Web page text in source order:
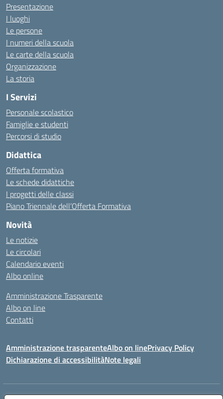
Presentazione
I luoghi
Le persone
I numeri della scuola
Le carte della scuola
Organizzazione
La storia
I Servizi
Personale scolastico
Famiglie e studenti
Percorsi di studio
Didattica
Offerta formativa
Le schede didattiche
I progetti delle classi
Piano Triennale dell’Offerta Formativa
Novità
Le notizie
Le circolari
Calendario eventi
Albo online
Amministrazione Trasparente
Albo on line
Contatti
Amministrazione trasparenteAlbo on linePrivacy Policy
Dichiarazione di accessibilitàNote legali